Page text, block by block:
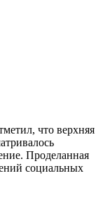
что верхняя
Проделанная
социальных